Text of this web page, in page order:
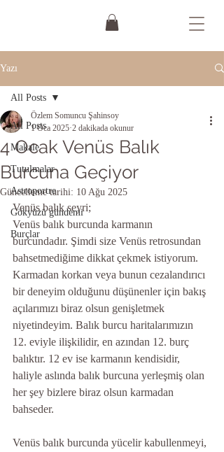
Yazı
All Posts
Makale
Tutulmalar
Astroportre
Gökyüzü gündemi
Burçlar
All Posts
4 Ocak Venüs Balık
Burcuna Geçiyor
Özlem Somuncu Şahinsoy
1 Oca 2025 2 dakikada okunur
Güncelleme tarihi: 10 Ağu 2025
Venüs balık seyri;
Venüs balık burcunda karmanın
burcundadır. Şimdi size Venüs retrosundan
bahsetmediğime dikkat çekmek istiyorum.
Karmadan korkan veya bunun cezalandırıcı
bir deneyim olduğunu düşünenler için bakış
açılarımızı biraz olsun genişletmek
niyetindeyim. Balık burcu haritalarımızın
12. eviyle ilişkilidir, en azından 12. burç
balıktır. 12 ev ise karmanın kendisidir,
haliyle aslında balık burcuna yerleşmiş olan
her şey bizlere biraz olsun karmadan
bahseder.
Venüs balık burcunda yücelir kabullenmeyi,